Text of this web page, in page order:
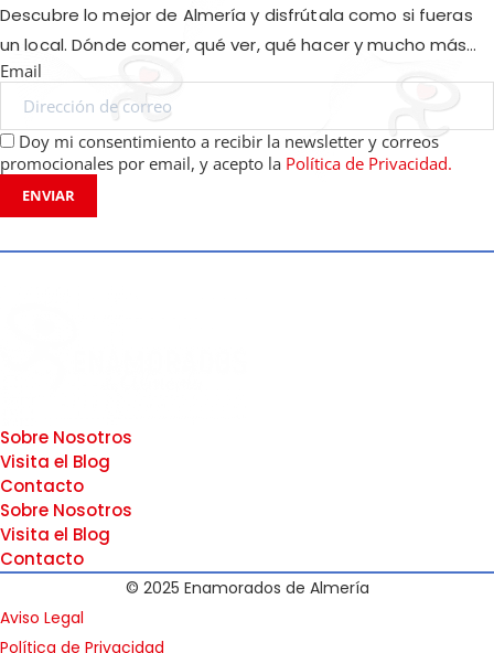
Descubre lo mejor de Almería y disfrútala como si fueras
un local. Dónde comer, qué ver, qué hacer y mucho más…
Email
Doy mi consentimiento a recibir la newsletter y correos
promocionales por email, y acepto la Política de Privacidad.
ENVIAR
Sobre Nosotros
Visita el Blog
Contacto
Sobre Nosotros
Visita el Blog
Contacto
© 2025 Enamorados de Almería
Aviso Legal
Política de Privacidad